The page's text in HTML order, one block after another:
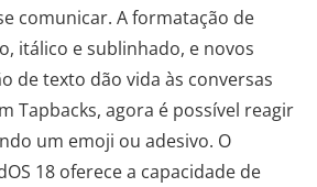
comunicar. A formatação de
itálico e sublinhado, e novos
de texto dão vida às conversas
Tapbacks, agora é possível reagir
um emoji ou adesivo. O
18 oferece a capacidade de